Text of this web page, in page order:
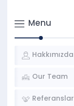
Menu
Hakkımızda
Our Team
Referanslar